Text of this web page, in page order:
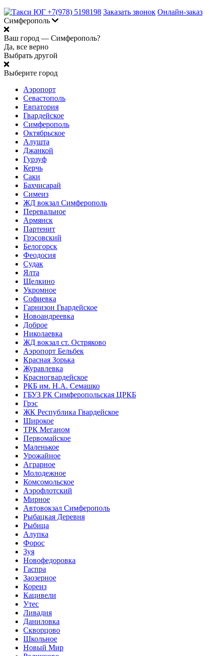
+7(978) 5198198 Заказать звонок Онлайн-заказ
Симферополь
Ваш город — Симферополь?
Да, все верно
Выбрать другой
Выберите город
Аэропорт
Севастополь
Евпатория
Гвардейское
Симферополь
Октябрьское
Алушта
Джанкой
Гурзуф
Керчь
Саки
Бахчисарай
Симеиз
ЖД вокзал Симферополь
Перевальное
Армянск
Партенит
Грэсовский
Белогорск
Феодосия
Судак
Ялта
Щелкино
Укромное
Софиевка
Гарнизон Гвардейское
Новоандреевка
Доброе
Николаевка
ЖД вокзал ст. Остряково
Аэропорт Бельбек
Красная Зорька
Журавлевка
Красногвардейское
РКБ им. Н.А. Семашко
ГБУЗ РК Симферопольская ЦРКБ
Грэс
ЖК Республика Гвардейское
Широкое
ТРК Меганом
Первомайское
Маленькое
Урожайное
Аграрное
Молодежное
Комсомольское
Аэрофлотский
Мирное
Автовокзал Симферополь
Рыбацкая Деревня
Рыбица
Алупка
Форос
Зуя
Новофедоровка
Гаспра
Заозерное
Кореиз
Кацивели
Утес
Ливадия
Даниловка
Скворцово
Школьное
Новый Мир